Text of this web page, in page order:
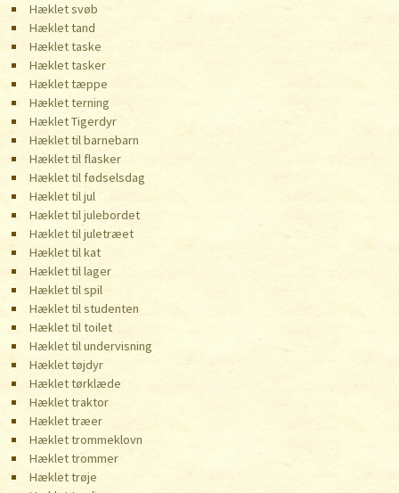
Hæklet svøb
Hæklet tand
Hæklet taske
Hæklet tasker
Hæklet tæppe
Hæklet terning
Hæklet Tigerdyr
Hæklet til barnebarn
Hæklet til flasker
Hæklet til fødselsdag
Hæklet til jul
Hæklet til julebordet
Hæklet til juletræet
Hæklet til kat
Hæklet til lager
Hæklet til spil
Hæklet til studenten
Hæklet til toilet
Hæklet til undervisning
Hæklet tøjdyr
Hæklet tørklæde
Hæklet traktor
Hæklet træer
Hæklet trommeklovn
Hæklet trommer
Hæklet trøje